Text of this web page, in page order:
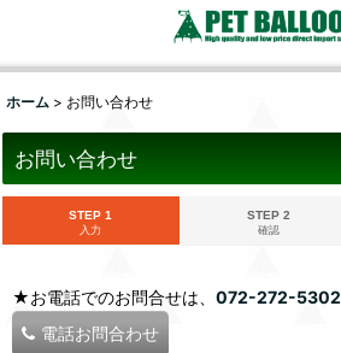
ホーム > お問い合わせ
お問い合わせ
STEP 1
入力
STEP 2
確認
★お電話でのお問合せは、 072-272-5302
電話お問合わせ